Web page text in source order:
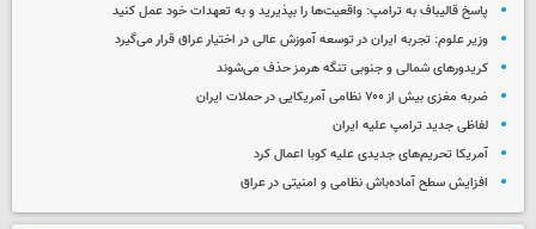
پاسخ قالیباف به ترامپ: واقعیت‌ها را بپذیرید و به تعهدات خود عمل کنید
وزیر علوم: تجربه ایران در توسعه آموزش عالی در اختیار عراق قرار می‌گیرد
کریدورهای شمالی و جنوبی تنگه هرمز حذف می‌شوند
ضربه مغزی بیش از ۷۰۰ نظامی آمریکایی در حملات ایران
لفاظی جدید ترامپ علیه ایران
آمریکا تحریم‌های جدیدی علیه کوبا اعمال کرد
افزایش سطح آماده‌باش نظامی و امنیتی در عراق